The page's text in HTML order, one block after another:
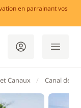
en parrainant vos
Canaux Canal de